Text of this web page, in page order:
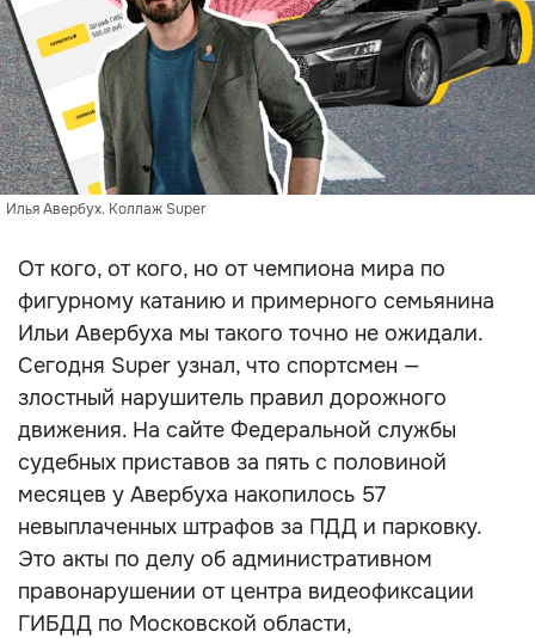
Илья Авербух. Коллаж Super
От кого, от кого, но от чемпиона мира по
фигурному катанию и примерного семьянина
Ильи Авербуха мы такого точно не ожидали.
Сегодня Super узнал, что спортсмен —
злостный нарушитель правил дорожного
движения. На сайте Федеральной службы
судебных приставов за пять с половиной
месяцев у Авербуха накопилось 57
невыплаченных штрафов за ПДД и парковку.
Это акты по делу об административном
правонарушении от центра видеофиксации
ГИБДД по Московской области,